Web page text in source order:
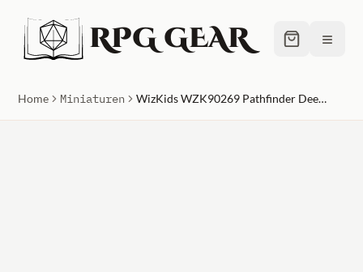
RPG GEAR ≡
Home Miniaturen WizKids WZK90269 Pathfinder Deep Cut Human Rogue Female W14 Miniature